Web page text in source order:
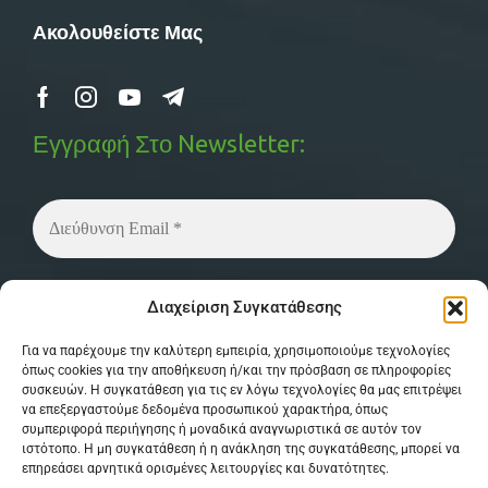
Διαχείριση Συγκατάθεσης
Για να παρέχουμε την καλύτερη εμπειρία, χρησιμοποιούμε τεχνολογίες
όπως cookies για την αποθήκευση ή/και την πρόσβαση σε πληροφορίες
συσκευών. Η συγκατάθεση για τις εν λόγω τεχνολογίες θα μας επιτρέψει
να επεξεργαστούμε δεδομένα προσωπικού χαρακτήρα, όπως
συμπεριφορά περιήγησης ή μοναδικά αναγνωριστικά σε αυτόν τον
ιστότοπο. Η μη συγκατάθεση ή η ανάκληση της συγκατάθεσης, μπορεί να
επηρεάσει αρνητικά ορισμένες λειτουργίες και δυνατότητες.
Ακολουθείστε Μας
Εγγραφή Στο Newsletter:
μας για περισσότερες λεπτομέρειες.